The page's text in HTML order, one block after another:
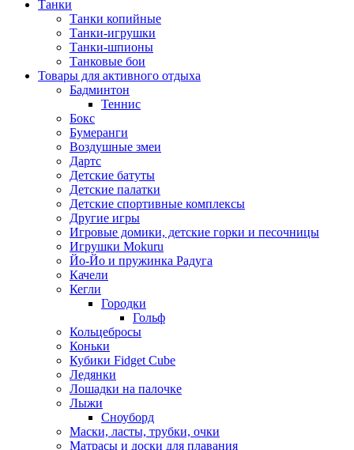
Танки
Танки копийные
Танки-игрушки
Танки-шпионы
Танковые бои
Товары для активного отдыха
Бадминтон
Теннис
Бокс
Бумеранги
Воздушные змеи
Дартс
Детские батуты
Детские палатки
Детские спортивные комплексы
Другие игры
Игровые домики, детские горки и песочницы
Игрушки Mokuru
Йо-Йо и пружинка Радуга
Качели
Кегли
Городки
Гольф
Кольцебросы
Коньки
Кубики Fidget Cube
Ледянки
Лошадки на палочке
Лыжи
Сноуборд
Маски, ласты, трубки, очки
Матрасы и доски для плавания